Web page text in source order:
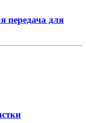
передача для